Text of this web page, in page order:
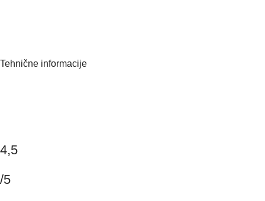
Tehnične informacije
4,5
/5